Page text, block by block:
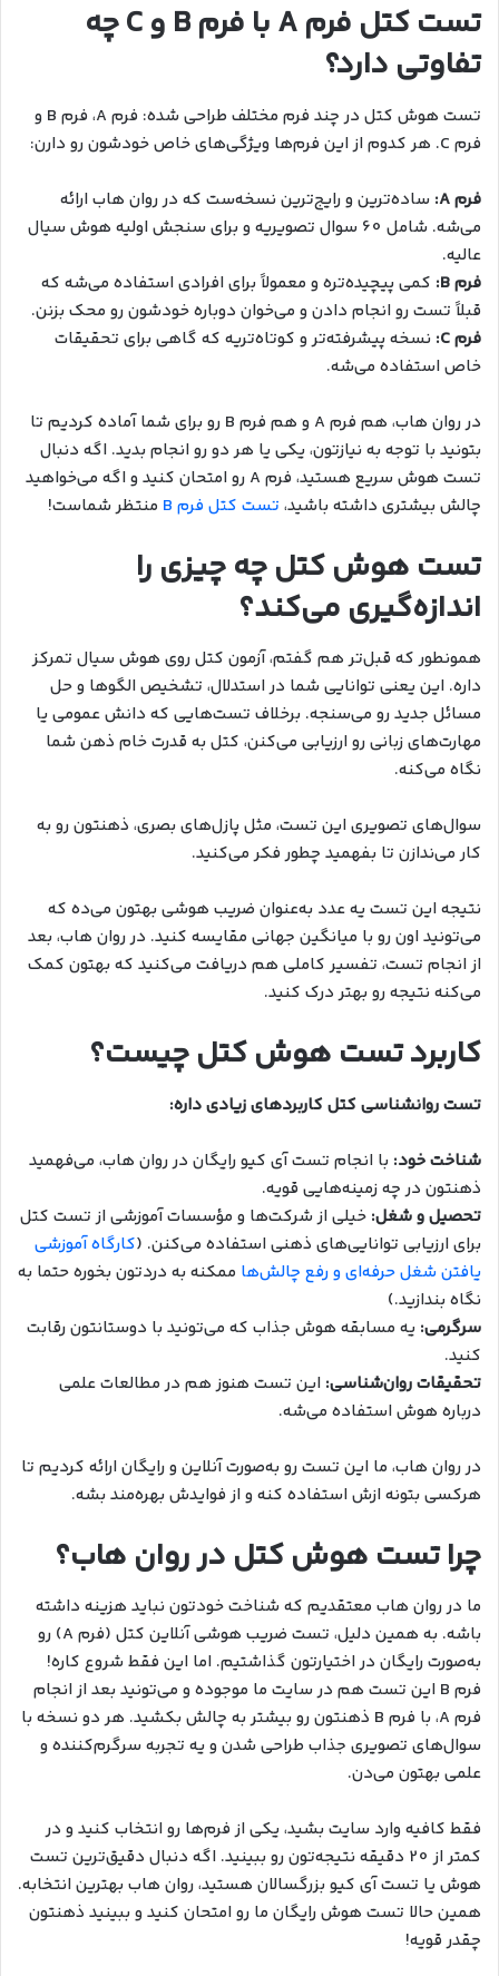
تست کتل فرم A با فرم B و C چه
تفاوتی دارد؟
تست هوش کتل در چند فرم مختلف طراحی شده: فرم A، فرم B و
فرم C. هر کدوم از این فرم‌ها ویژگی‌های خاص خودشون رو دارن:
فرم A:
ساده‌ترین و رایج‌ترین نسخه‌ست که در روان هاب ارائه
می‌شه. شامل 60 سوال تصویریه و برای سنجش اولیه هوش سیال
عالیه.
فرم B:
کمی پیچیده‌تره و معمولاً برای افرادی استفاده می‌شه که
قبلاً تست رو انجام دادن و می‌خوان دوباره خودشون رو محک بزنن.
فرم C:
نسخه پیشرفته‌تر و کوتاه‌تریه که گاهی برای تحقیقات
خاص استفاده می‌شه.
در روان هاب، هم فرم A و هم فرم B رو برای شما آماده کردیم تا
بتونید با توجه به نیازتون، یکی یا هر دو رو انجام بدید. اگه دنبال
تست هوش سریع هستید، فرم A رو امتحان کنید و اگه می‌خواهید
چالش بیشتری داشته باشید، تست کتل فرم B منتظر شماست!
تست هوش کتل چه چیزی را
اندازه‌گیری می‌کند؟
همونطور که قبل‌تر هم گفتم، آزمون کتل روی هوش سیال تمرکز
داره. این یعنی توانایی شما در استدلال، تشخیص الگوها و حل
مسائل جدید رو می‌سنجه. برخلاف تست‌هایی که دانش عمومی یا
مهارت‌های زبانی رو ارزیابی می‌کنن، کتل به قدرت خام ذهن شما
نگاه می‌کنه.
سوال‌های تصویری این تست، مثل پازل‌های بصری، ذهنتون رو به
کار می‌ندازن تا بفهمید چطور فکر می‌کنید.
نتیجه این تست یه عدد به‌عنوان ضریب هوشی بهتون می‌ده که
می‌تونید اون رو با میانگین جهانی مقایسه کنید. در روان هاب، بعد
از انجام تست، تفسیر کاملی هم دریافت می‌کنید که بهتون کمک
می‌کنه نتیجه رو بهتر درک کنید.
کاربرد تست هوش کتل چیست؟
تست روانشناسی کتل کاربردهای زیادی داره:
شناخت خود: با انجام تست آی کیو رایگان در روان هاب، می‌فهمید
ذهنتون در چه زمینه‌هایی قویه.
تحصیل و شغل: خیلی از شرکت‌ها و مؤسسات آموزشی از تست کتل
برای ارزیابی توانایی‌های ذهنی استفاده می‌کنن. (کارگاه آموزشی
یافتن شغل حرفه‌ای و رفع چالش‌ها ممکنه به دردتون بخوره حتما به
نگاه بندازید.)
سرگرمی: یه مسابقه هوش جذاب که می‌تونید با دوستانتون رقابت
کنید.
تحقیقات روان‌شناسی: این تست هنوز هم در مطالعات علمی
درباره هوش استفاده می‌شه.
در روان هاب، ما این تست رو به‌صورت آنلاین و رایگان ارائه کردیم تا
هرکسی بتونه ازش استفاده کنه و از فوایدش بهره‌مند بشه.
چرا تست هوش کتل در روان هاب؟
ما در روان هاب معتقدیم که شناخت خودتون نباید هزینه داشته
باشه. به همین دلیل، تست ضریب هوشی آنلاین کتل (فرم A) رو
به‌صورت رایگان در اختیارتون گذاشتیم. اما این فقط شروع کاره!
فرم B این تست هم در سایت ما موجوده و می‌تونید بعد از انجام
فرم A، با فرم B ذهنتون رو بیشتر به چالش بکشید. هر دو نسخه با
سوال‌های تصویری جذاب طراحی شدن و یه تجربه سرگرم‌کننده و
علمی بهتون می‌دن.
فقط کافیه وارد سایت بشید، یکی از فرم‌ها رو انتخاب کنید و در
کمتر از 20 دقیقه نتیجه‌تون رو ببینید. اگه دنبال دقیق‌ترین تست
هوش یا تست آی کیو بزرگسالان هستید، روان هاب بهترین انتخابه.
همین حالا تست هوش رایگان ما رو امتحان کنید و ببینید ذهنتون
چقدر قویه!